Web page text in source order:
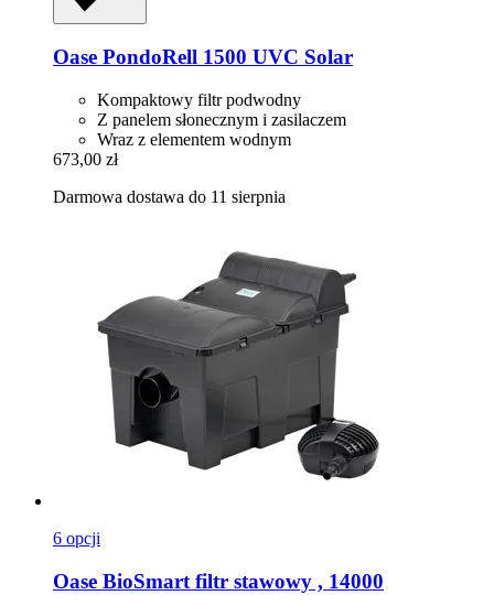
Oase PondoRell 1500 UVC Solar
Kompaktowy filtr podwodny
Z panelem słonecznym i zasilaczem
Wraz z elementem wodnym
673,00 zł
Darmowa dostawa do 11 sierpnia
6 opcji
Oase BioSmart filtr stawowy , 14000